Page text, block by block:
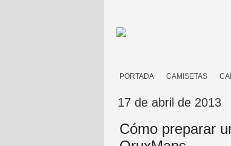
PORTADA CAMISETAS
17 de abril de 2013
Cómo preparar